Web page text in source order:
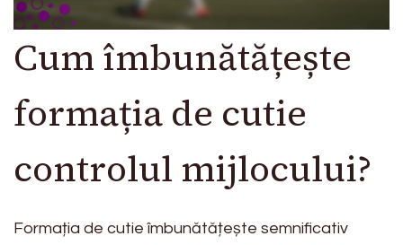
Cum îmbunătățește
formația de cutie
controlul mijlocului?
Formația de cutie îmbunătățește semnificativ